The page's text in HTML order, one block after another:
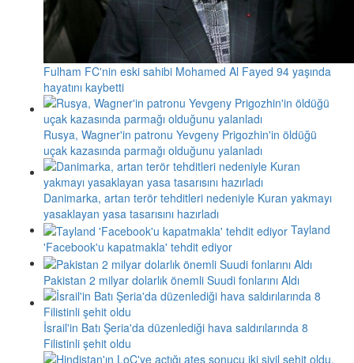
Fulham FC'nin eski sahibi Mohamed Al Fayed 94 yaşında
hayatını kaybetti
Rusya, Wagner'in patronu Yevgeny Prigozhin'in öldüğü
uçak kazasında parmağı olduğunu yalanladı
Danimarka, artan terör tehditleri nedeniyle Kuran yakmayı
yasaklayan yasa tasarısını hazırladı
Tayland
'Facebook'u kapatmakla' tehdit ediyor
Pakistan 2 milyar dolarlık önemli Suudi fonlarını Aldı
İsrail'in Batı Şeria'da düzenlediği hava saldırılarında 8
Filistinli şehit oldu